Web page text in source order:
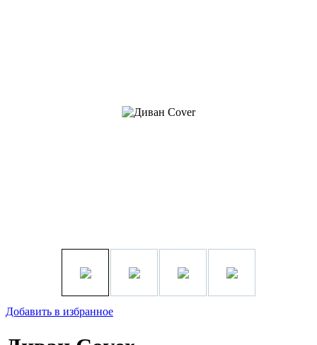
Добавить в избранное